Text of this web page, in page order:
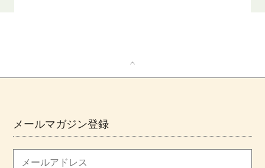
メールマガジン登録